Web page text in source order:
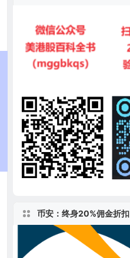
币安：终身20%佣金折扣